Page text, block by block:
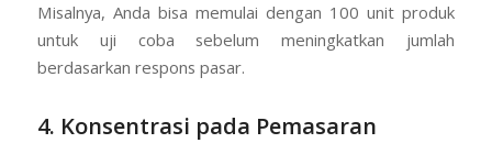
Misalnya, Anda bisa memulai dengan 100 unit produk
untuk uji coba sebelum meningkatkan jumlah
berdasarkan respons pasar.
4. Konsentrasi pada Pemasaran